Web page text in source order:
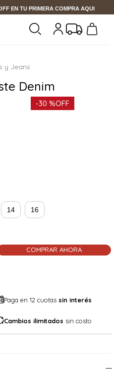
EN TU PRIMERA COMPRA AQUI
y Jeans
Denim
-30 %OFF
14 16
COMPRAR AHORA
Paga en 12 cuotassin interés
Cambios ilimitados sin costo